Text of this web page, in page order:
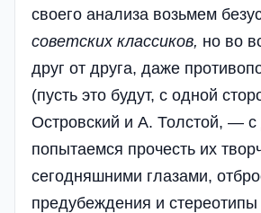
своего анализа возьмем
советских классиков, но во
друг от друга, даже
(пусть это будут, с одной
Островский и А. Толстой, — с
попытаемся прочесть их
сегодняшними глазами,
предубеждения и стереотипы